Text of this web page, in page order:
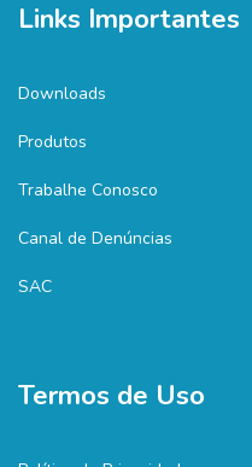
Links Importantes
Downloads
Produtos
Trabalhe Conosco
Canal de Denúncias
SAC
Termos de Uso